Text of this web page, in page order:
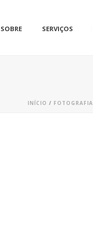
SOBRE SERVIÇOS
INÍCIO / FOTOGRAFIA